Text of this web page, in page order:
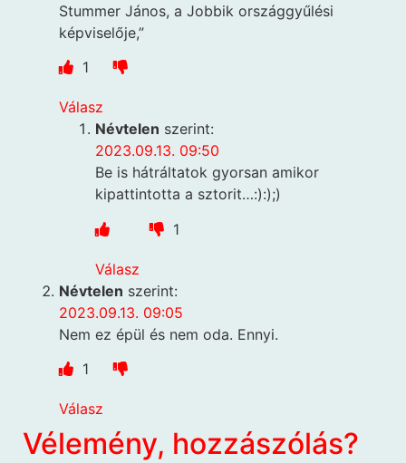
Stummer János, a Jobbik országgyűlési
képviselője,”
1
Válasz
Névtelen szerint:
2023.09.13. 09:50
Be is hátráltatok gyorsan amikor
kipattintotta a sztorit…:):);)
1
Válasz
Névtelen szerint:
2023.09.13. 09:05
Nem ez épül és nem oda. Ennyi.
1
Válasz
Vélemény, hozzászólás?